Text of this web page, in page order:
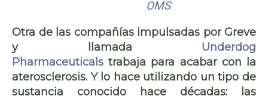
OMS
Otra de las compañías impulsadas por Greve
y llamada Underdog
Pharmaceuticals trabaja para acabar con la
aterosclerosis. Y lo hace utilizando un tipo de
sustancia conocido hace décadas: las